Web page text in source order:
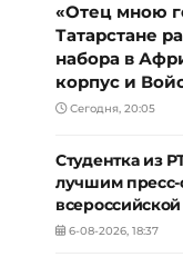
«Отец мною
Татарстане
набора в
корпус и
Сегодня, 20:05
Студентка из
лучшим пресс-
6-08-2026, 18:37